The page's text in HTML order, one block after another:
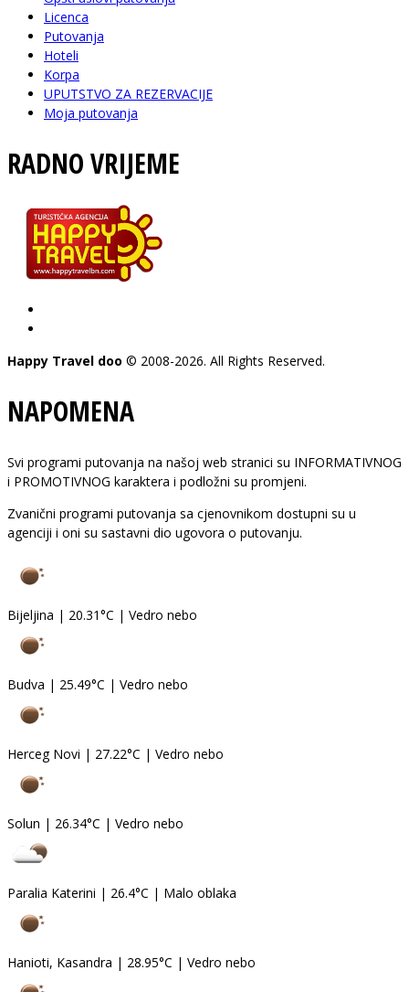
Licenca
Putovanja
Hoteli
Korpa
UPUTSTVO ZA REZERVACIJE
Moja putovanja
RADNO VRIJEME
Happy Travel doo © 2008-2026. All Rights Reserved.
NAPOMENA
Svi programi putovanja na našoj web stranici su INFORMATIVNOG
i PROMOTIVNOG karaktera i podložni su promjeni.
Zvanični programi putovanja sa cjenovnikom dostupni su u
agenciji i oni su sastavni dio ugovora o putovanju.
Bijeljina | 20.31°C | Vedro nebo
Budva | 25.49°C | Vedro nebo
Herceg Novi | 27.22°C | Vedro nebo
Solun | 26.34°C | Vedro nebo
Paralia Katerini | 26.4°C | Malo oblaka
Hanioti, Kasandra | 28.95°C | Vedro nebo